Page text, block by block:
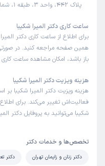
پلاک 442، واحد 3، طبقه 1، شماره تلفن: 09198841412
ساعت کاری دکتر المیرا شکیبا
برای اطلاع از ساعت کاری دکتر
همین صفحه مراجعه کنید. در صورتی
باز باشد، امکان مشاهده ساعت
هزینه ویزیت دکتر المیرا شکیبا
هزینه ویزیت دکتر المیرا
فعالیت‌اش تغییر می‌کند. برای
شکیبا می‌توانید به پروفایل دکتر
تخصص‌ها و خدمات دکتر
دکتر زنان و زایمان تهران دکتر